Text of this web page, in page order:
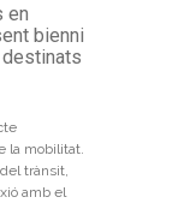
en
bienni
destinats
la mobilitat.
trànsit,
amb el